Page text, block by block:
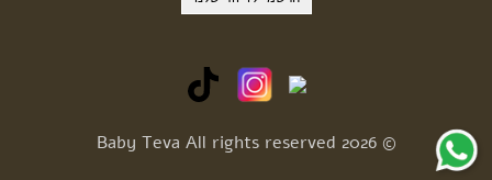
© 2026 Baby Teva All rights reserved